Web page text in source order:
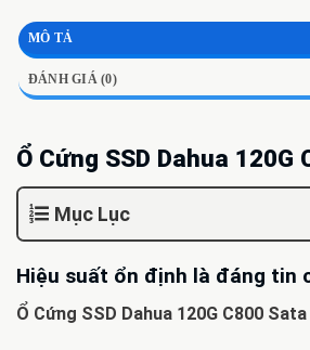
MÔ TẢ
ĐÁNH GIÁ (0)
Ổ Cứng SSD Dahua 120G
Mục Lục
Hiệu suất ổn định là đáng tin
Ổ Cứng SSD Dahua 120G C800 Sata